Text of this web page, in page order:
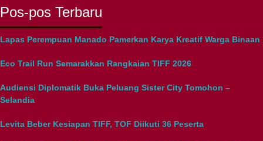
Pos-pos Terbaru
Lapas Perempuan Manado Pamerkan Karya Kreatif Warga Binaan
Eco Trail Run Semarakkan Rangkaian TIFF 2026
Audiensi Diplomatik Buka Peluang Sister City Tomohon –
Selandia
Levita Beber Kesiapan TIFF, TOF Diikuti 36 Peserta